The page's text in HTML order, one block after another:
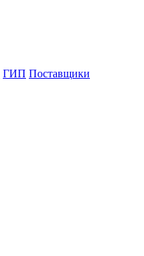
ГИП Поставщики